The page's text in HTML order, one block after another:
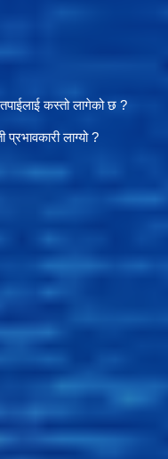
तपाईलाई कस्तो लागेको छ ?
प्रभावकारी लाग्यो ?